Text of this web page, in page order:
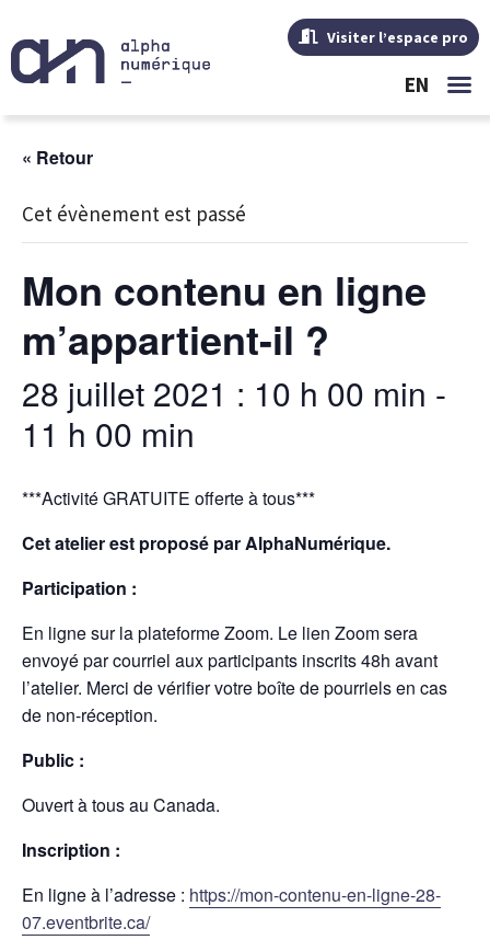
Visiter l’espace pro
EN
« Retour
Cet évènement est passé
Mon contenu en ligne
m’appartient-il ?
28 juillet 2021 : 10 h 00 min -
11 h 00 min
***Activité GRATUITE offerte à tous***
Cet atelier est proposé par AlphaNumérique.
Participation :
En ligne sur la plateforme Zoom. Le lien Zoom sera
envoyé par courriel aux participants inscrits 48h avant
l’atelier. Merci de vérifier votre boîte de pourriels en cas
de non-réception.
Public :
Ouvert à tous au Canada.
Inscription :
En ligne à l’adresse : https://mon-contenu-en-ligne-28-
07.eventbrite.ca/